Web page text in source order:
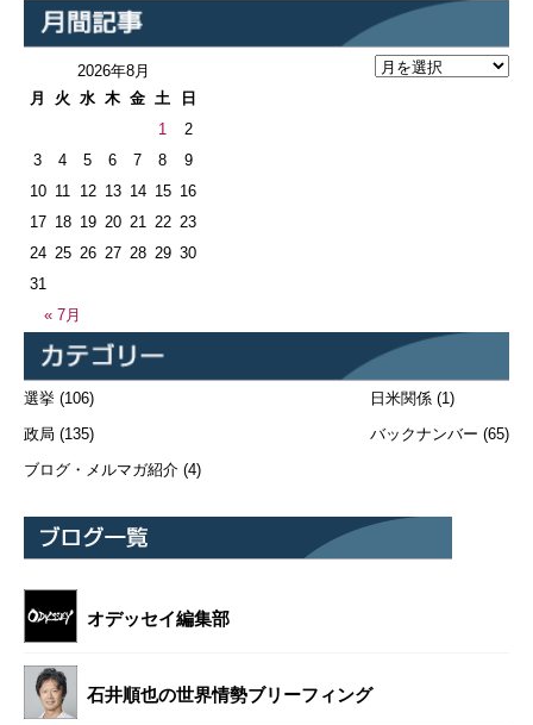
2026年8月
月
火 水 木 金 土 日
« 7月
1
2
3
4 5 6 7 8
9
10 11 12 13 14 15 16
17 18 19 20 21 22 23
24 25 26 27 28 29 30
31
選挙 (106)
政局 (135)
ブログ・メルマガ紹介 (4)
日米関係 (1)
バックナンバー (65)
オデッセイ編集部
石井順也の世界情勢ブリーフィング